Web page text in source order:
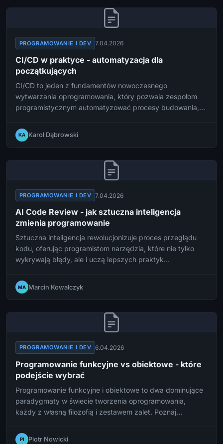
PROGRAMOWANIE I DEV 7.04.2026
CI/CD w praktyce - automatyzacja dla
początkujących
CI/CD to jeden z fundamentów nowoczesnego
wytwarzania oprogramowania, który pozwala zespołom
programistycznym automatyzować procesy budowania,
przeprowadzimy Cię przez podstawy Continuous
Integration i Continuous Delivery w przystępny sposób –
KA Karol Dąbrowski
PROGRAMOWANIE I DEV 7.04.2026
AI Code Review - jak sztuczna inteligencja
zmienia programowanie
Sztuczna inteligencja rewolucjonizuje proces przeglądu
kodu, oferując programistom narzędzia, które nie tylko
wykrywają błędy, ale i uczą lepszych praktyk
codzienną pracę deweloperów i jakie narzędzia warto
znać w 2026 roku.
MA Marcin Kowalczyk
PROGRAMOWANIE I DEV 6.04.2026
Programowanie funkcyjne vs obiektowe - które
podejście wybrać
Programowanie funkcyjne i obiektowe to dwa dominujące
paradygmaty w świecie tworzenia oprogramowania,
każdy z własną filozofią i zestawem zalet. Poznaj
się, które z nich najlepiej sprawdzi się w Twoim projekcie.
PI Piotr Nowicki